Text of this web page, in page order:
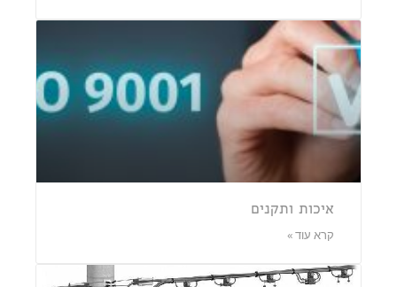
איכות ותקנים
קרא עוד »